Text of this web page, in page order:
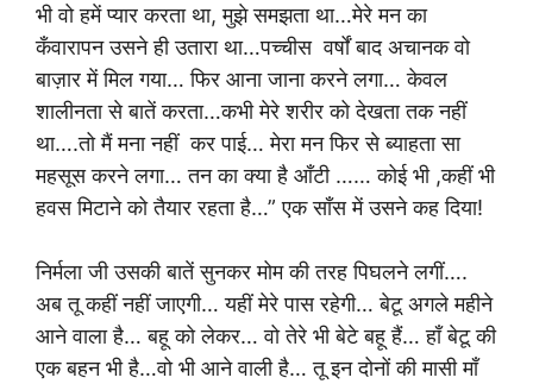
भी वो हमें प्यार करता था, मुझे समझता था…मेरे मन का
कँवारापन उसने ही उतारा था…पच्चीस वर्षों बाद अचानक वो
बाज़ार में मिल गया… फिर आना जाना करने लगा… केवल
शालीनता से बातें करता…कभी मेरे शरीर को देखता तक नहीं
था….तो मैं मना नहीं कर पाई… मेरा मन फिर से ब्याहता सा
महसूस करने लगा… तन का क्या है आँटी …… कोई भी ,कहीं भी
हवस मिटाने को तैयार रहता है…” एक साँस में उसने कह दिया!
निर्मला जी उसकी बातें सुनकर मोम की तरह पिघलने लगीं….
अब तू कहीं नहीं जाएगी… यहीं मेरे पास रहेगी… बेटू अगले महीने
आने वाला है… बहू को लेकर… वो तेरे भी बेटे बहू हैं… हाँ बेटू की
एक बहन भी है…वो भी आने वाली है… तू इन दोनों की मासी माँ